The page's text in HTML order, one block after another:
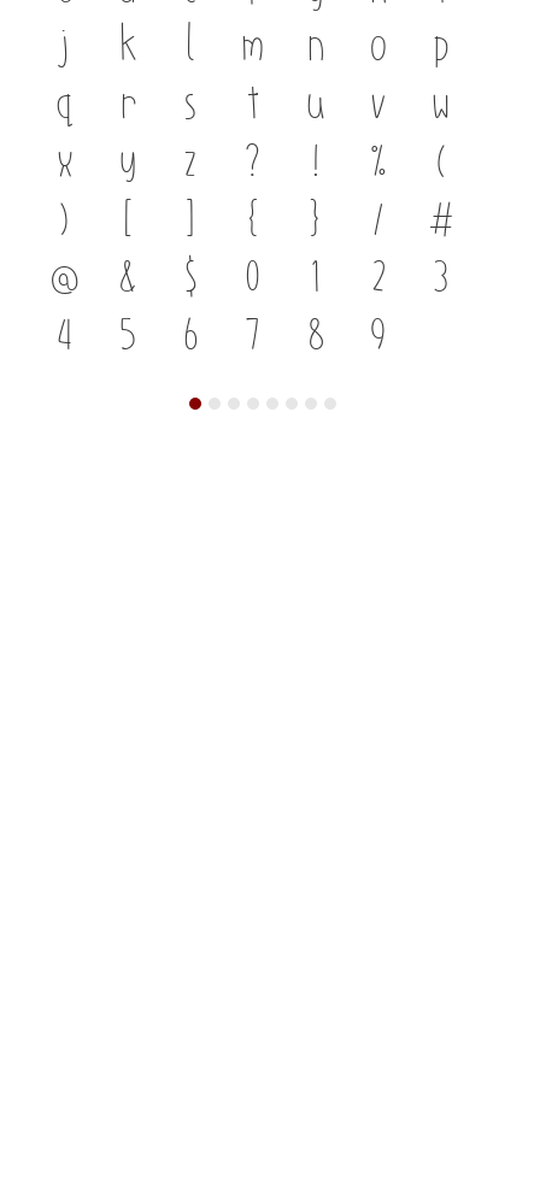
j
k l m n o
p
q
r s t u v
w
x
y z ? ! %
(
)
[ ] { } /
#
@
& $ 0 1 2
3
4
5 6 7 8 9